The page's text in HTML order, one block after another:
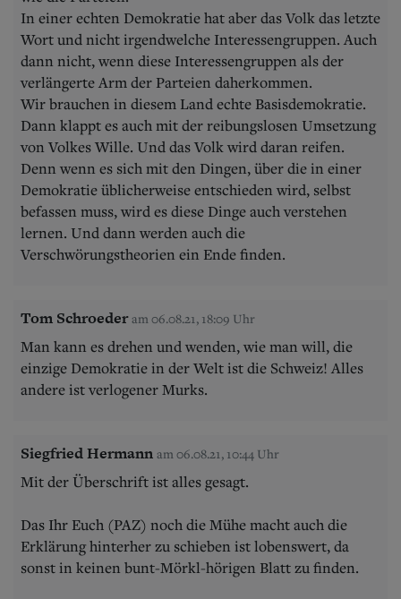
In einer echten Demokratie hat aber das Volk das letzte
Wort und nicht irgendwelche Interessengruppen. Auch
dann nicht, wenn diese Interessengruppen als der
verlängerte Arm der Parteien daherkommen.
Wir brauchen in diesem Land echte Basisdemokratie.
Dann klappt es auch mit der reibungslosen Umsetzung
von Volkes Wille. Und das Volk wird daran reifen.
Denn wenn es sich mit den Dingen, über die in einer
Demokratie üblicherweise entschieden wird, selbst
befassen muss, wird es diese Dinge auch verstehen
lernen. Und dann werden auch die
Verschwörungstheorien ein Ende finden.
Tom Schroeder am 06.08.21, 18:09 Uhr
Man kann es drehen und wenden, wie man will, die
einzige Demokratie in der Welt ist die Schweiz! Alles
andere ist verlogener Murks.
Siegfried Hermann am 06.08.21, 10:44 Uhr
Mit der Überschrift ist alles gesagt.
Das Ihr Euch (PAZ) noch die Mühe macht auch die
Erklärung hinterher zu schieben ist lobenswert, da
sonst in keinen bunt-Mörkl-hörigen Blatt zu finden.